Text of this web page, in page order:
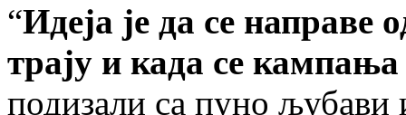
“Идеја је да се направе
трају и када се
подизали са пуно